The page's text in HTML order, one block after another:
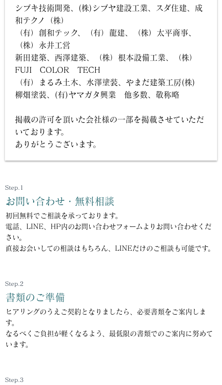
シブキ技術開発、(株)シブヤ建設工業、スダ住建、成
和テクノ（株）
（有）創和テック、（有）龍建、（株）太平商事、
（株）永井工営
新田建築、西澤建築、（株）根本設備工業、（株）
FUJI COLOR TECH
（有）まるみ土木、水澤塗装、やまだ建築工房(株)
柳畑塗装、(有)ヤマガタ興業 他多数、敬称略
掲載の許可を頂いた会社様の一部を掲載させていただ
いております。
ありがとうございます。
Step.1
お問い合わせ・無料相談
初回無料でご相談を承っております。
電話、LINE、HP内のお問い合わせフォームよりお問い合わせくだ
さい。
直接お会いしての相談はもちろん、LINEだけのご相談も可能です。
Step.2
書類のご準備
ヒアリングのうえご契約となりましたら、必要書類をご案内しま
す。
なるべくご負担が軽くなるよう、最低限の書類でのご案内に努めて
います。
Step.3